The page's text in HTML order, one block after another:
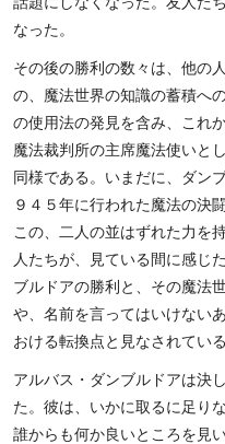
なった。
その後の勝利の数々は、他の
の、魔法世界の知識の蓄積へ
の使用法の発見を含み、これ
魔法裁判所の主席魔法使いと
同様である。いまだに、ダン
９４５年に行われた魔法の決
この、二人の並はずれた力を
人たちが、見ている間に感じ
ブルドアの勝利と、その魔法
や、名前を言ってはいけない
おける転換点と見なされている
アルバス・ダンブルドアは決
た。彼は、いかに取るに足り
誰からも何か良いところを見